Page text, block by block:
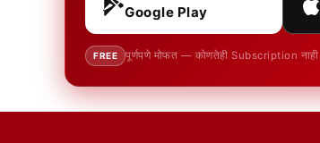
Google Play
FREE पूर्णपणे मोफत — कोणतेही Subscription नाही